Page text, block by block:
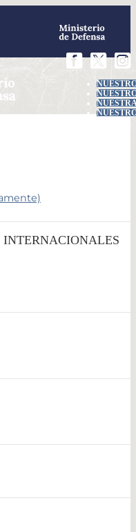
INTERNACIONALES